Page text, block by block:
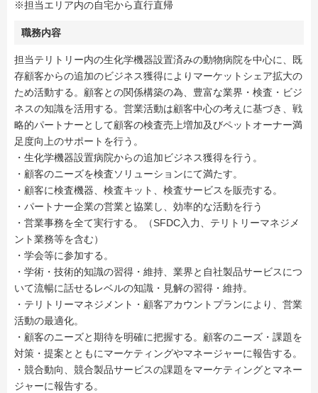
※担当エリア内の自宅から直行直帰
職務内容
担当テリトリー内の生化学機器設置済みの動物病院を中心に、既
存顧客からの追加のビジネス獲得によりマーケットシェア拡大の
ため活動する。顧客との関係構築の為、豊富な業界・検査・ビジ
ネスの知識を活用する。営業活動は顧客中心の考えに基づき、戦
略的パートナーとして顧客の検査売上増加及びペットオーナー満
足度向上のサポートを行う。
・生化学機器設置病院からの追加ビジネス獲得を行う。
・顧客のニーズを検査ソリューションにて満たす。
・顧客に検査機器、検査キット、検査サービスを販売する。
・パートナー企業の営業と協業し、効率的な活動を行う
・営業事務を全て実行する。（SFDC入力、テリトリーマネジメ
ント業務等を含む）
・学会等に参加する。
・学術・技術的知識の習得・維持、業界と自社製品サービスにつ
いて流暢に話せるレベルの知識・見解の習得・維持。
・テリトリーマネジメント・顧客アカウントプランにより、営業
活動の最適化。
・顧客のニーズと期待を明確に把握する。顧客のニーズ・課題を
対策・提案とともにマーケティングやマネージャーに報告する。
・競合動向、競合製品サービスの課題をマーケティングとマネー
ジャーに報告する。